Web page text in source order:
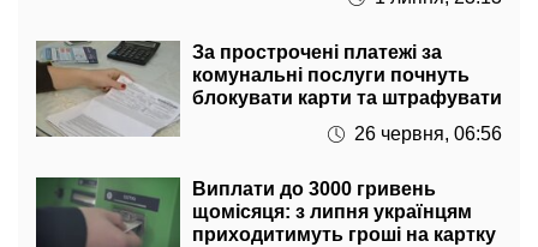
За прострочені платежі за
блокувати карти та штрафувати
26 червня, 06:56
Виплати до 3000 гривень
приходитимуть гроші на картку
24 червня, 23:13